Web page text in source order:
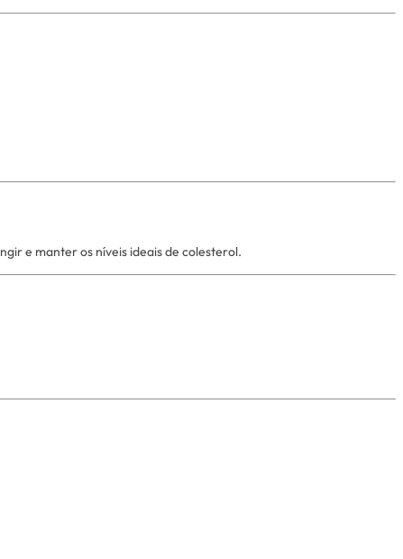
e manter os níveis ideais de colesterol.